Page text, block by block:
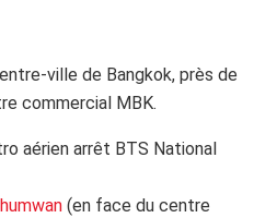
ville de Bangkok, près de
commercial MBK.
aérien arrêt BTS National
(en face du centre